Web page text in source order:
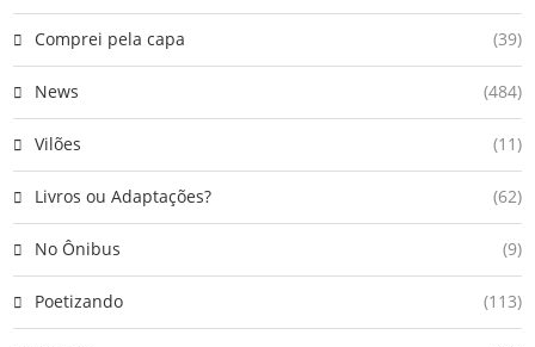
Comprei pela capa (39)
News (484)
Vilões (11)
Livros ou Adaptações? (62)
No Ônibus (9)
Poetizando (113)